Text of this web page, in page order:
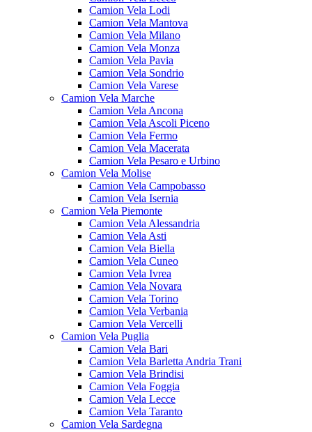
Camion Vela Lodi
Camion Vela Mantova
Camion Vela Milano
Camion Vela Monza
Camion Vela Pavia
Camion Vela Sondrio
Camion Vela Varese
Camion Vela Marche
Camion Vela Ancona
Camion Vela Ascoli Piceno
Camion Vela Fermo
Camion Vela Macerata
Camion Vela Pesaro e Urbino
Camion Vela Molise
Camion Vela Campobasso
Camion Vela Isernia
Camion Vela Piemonte
Camion Vela Alessandria
Camion Vela Asti
Camion Vela Biella
Camion Vela Cuneo
Camion Vela Ivrea
Camion Vela Novara
Camion Vela Torino
Camion Vela Verbania
Camion Vela Vercelli
Camion Vela Puglia
Camion Vela Bari
Camion Vela Barletta Andria Trani
Camion Vela Brindisi
Camion Vela Foggia
Camion Vela Lecce
Camion Vela Taranto
Camion Vela Sardegna